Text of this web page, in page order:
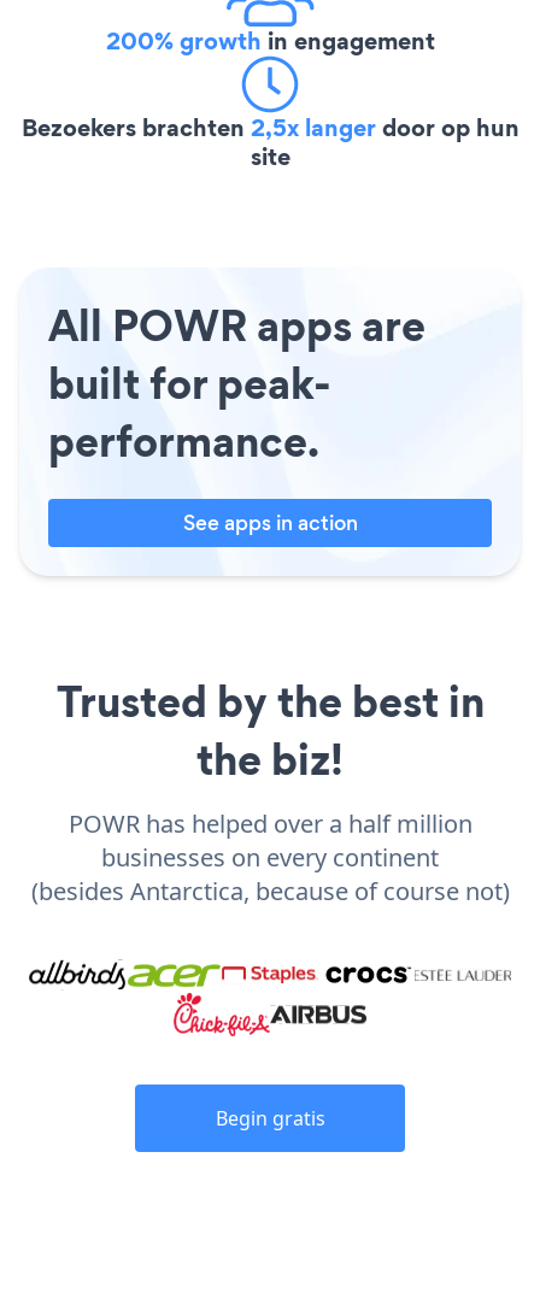
200% growth in engagement
Bezoekers brachten 2,5x langerdoor op hun
site
All POWR apps are
built for peak-
performance.
See apps in action
Trusted by the best in
the biz!
POWR has helped over a half million
businesses on every continent
(besides Antarctica, because of course not)
Begin gratis